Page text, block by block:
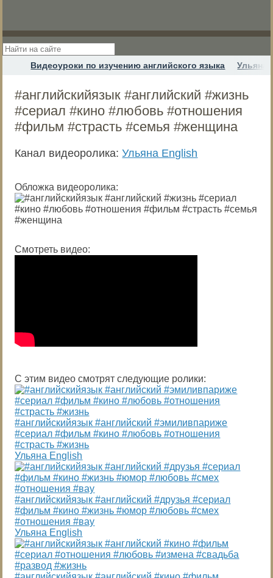
Видеоуроки по изучению английского языка Ульяна
#английскийязык #английский #жизнь
#сериал #кино #любовь #отношения
#фильм #страсть #семья #женщина
Канал видеоролика:Ульяна English
Обложка видеоролика:
Смотреть видео:
С этим видео смотрят следующие ролики:
#английскийязык #английский #эмиливпариже
#сериал #фильм #кино #любовь #отношения
#страсть #жизнь
Ульяна English
#английскийязык #английский #друзья #сериал
#фильм #кино #жизнь #юмор #любовь #смех
#отношения #вау
Ульяна English